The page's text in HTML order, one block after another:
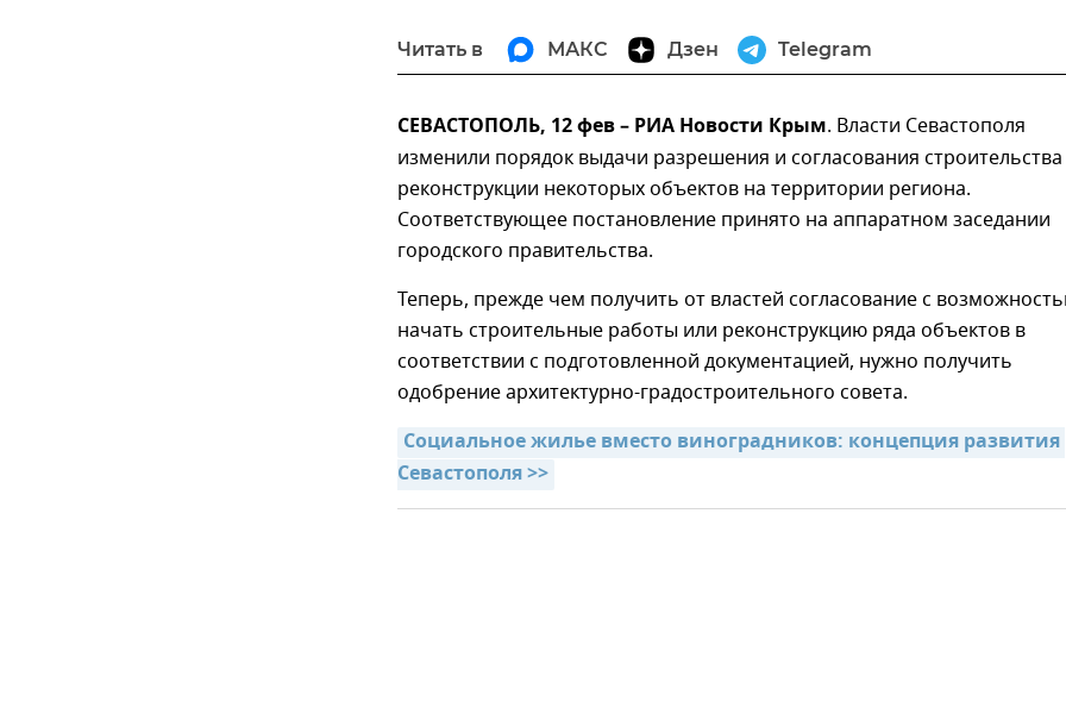
Читать в МАКС Дзен Telegram
СЕВАСТОПОЛЬ, 12 фев – РИА Новости Крым. Власти Севастополя
изменили порядок выдачи разрешения и согласования
реконструкции некоторых объектов на территории региона.
Соответствующее постановление принято на аппаратном заседании
городского правительства.
Теперь, прежде чем получить от властей согласование с
начать строительные работы или реконструкцию ряда объектов в
соответствии с подготовленной документацией, нужно получить
одобрение архитектурно-градостроительного совета.
Социальное жилье вместо виноградников: концепция развития
Севастополя >>